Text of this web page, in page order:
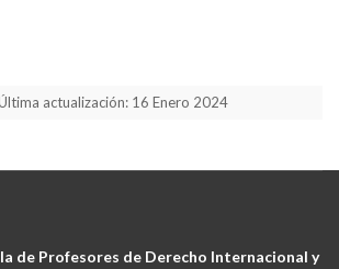
actualización: 16 Enero 2024
de Profesores de Derecho Internacional y